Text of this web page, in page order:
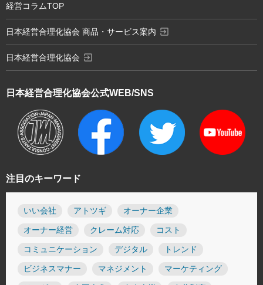
注目のキーワード
いい会社 アトツギ オーナー企業
オーナー経営 クレーム対応 コスト
コミュニケーション デジタル トレンド
ビジネスマナー マネジメント マーケティング
日本経営合理化協会公式WEB/SNS
経営コラムTOP
日本経営合理化協会 商品・サービス案内 exit_to_app
日本経営合理化協会 exit_to_app